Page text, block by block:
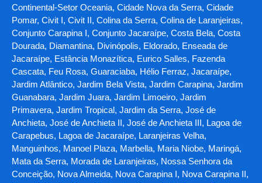
Continental-Setor Oceania, Cidade Nova da Serra, Cidade
Pomar, Civit I, Civit II, Colina da Serra, Colina de Laranjeiras,
Conjunto Carapina I, Conjunto Jacaraípe, Costa Bela, Costa
Dourada, Diamantina, Divinópolis, Eldorado, Enseada de
Jacaraípe, Estância Monazítica, Eurico Salles, Fazenda
Cascata, Feu Rosa, Guaraciaba, Hélio Ferraz, Jacaraípe,
Jardim Atlântico, Jardim Bela Vista, Jardim Carapina, Jardim
Guanabara, Jardim Juara, Jardim Limoeiro, Jardim
Primavera, Jardim Tropical, Jardim da Serra, José de
Anchieta, José de Anchieta II, José de Anchieta III, Lagoa de
Carapebus, Lagoa de Jacaraípe, Laranjeiras Velha,
Manguinhos, Manoel Plaza, Marbella, Maria Niobe, Maringá,
Mata da Serra, Morada de Laranjeiras, Nossa Senhora da
Conceição, Nova Almeida, Nova Carapina I, Nova Carapina II,